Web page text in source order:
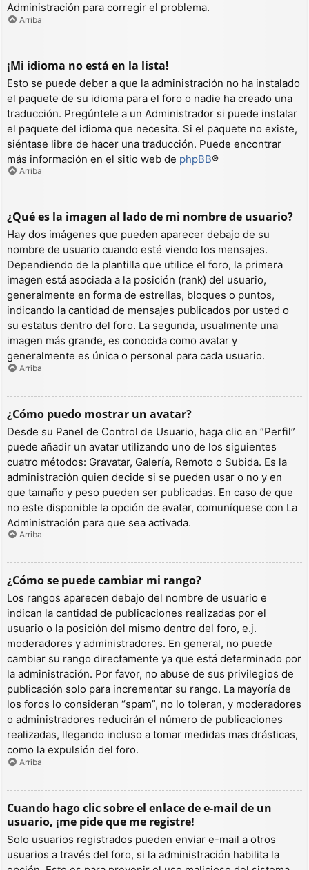
Administración para corregir el problema.
Arriba
¡Mi idioma no está en la lista!
Esto se puede deber a que la administración no ha instalado
el paquete de su idioma para el foro o nadie ha creado una
traducción. Pregúntele a un Administrador si puede instalar
el paquete del idioma que necesita. Si el paquete no existe,
siéntase libre de hacer una traducción. Puede encontrar
más información en el sitio web de phpBB®
Arriba
¿Qué es la imagen al lado de mi nombre de usuario?
Hay dos imágenes que pueden aparecer debajo de su
nombre de usuario cuando esté viendo los mensajes.
Dependiendo de la plantilla que utilice el foro, la primera
imagen está asociada a la posición (rank) del usuario,
generalmente en forma de estrellas, bloques o puntos,
indicando la cantidad de mensajes publicados por usted o
su estatus dentro del foro. La segunda, usualmente una
imagen más grande, es conocida como avatar y
generalmente es única o personal para cada usuario.
Arriba
¿Cómo puedo mostrar un avatar?
Desde su Panel de Control de Usuario, haga clic en “Perfil”
puede añadir un avatar utilizando uno de los siguientes
cuatro métodos: Gravatar, Galería, Remoto o Subida. Es la
administración quien decide si se pueden usar o no y en
que tamaño y peso pueden ser publicadas. En caso de que
no este disponible la opción de avatar, comuníquese con La
Administración para que sea activada.
Arriba
¿Cómo se puede cambiar mi rango?
Los rangos aparecen debajo del nombre de usuario e
indican la cantidad de publicaciones realizadas por el
usuario o la posición del mismo dentro del foro, e.j.
moderadores y administradores. En general, no puede
cambiar su rango directamente ya que está determinado por
la administración. Por favor, no abuse de sus privilegios de
publicación solo para incrementar su rango. La mayoría de
los foros lo consideran “spam”, no lo toleran, y moderadores
o administradores reducirán el número de publicaciones
realizadas, llegando incluso a tomar medidas mas drásticas,
como la expulsión del foro.
Arriba
Cuando hago clic sobre el enlace de e-mail de un
usuario, ¡me pide que me registre!
Solo usuarios registrados pueden enviar e-mail a otros
usuarios a través del foro, si la administración habilita la